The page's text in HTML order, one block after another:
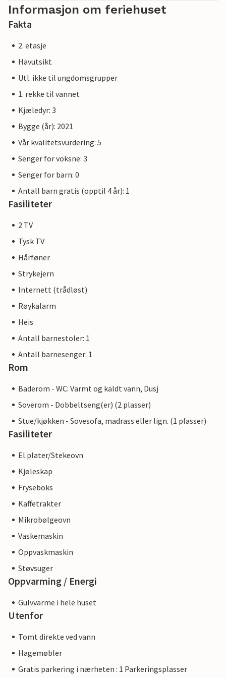
Dette er en ferieleilighet i første etasje.
Vårt favorittsted: Å sitte på balkongen med en sundowner,
Vær oppmerksom på at OstseeResort Olpenitz fortsatt er
under bygging på grunn av stor etterspørsel. Likevel
tilbyr deg et førsteklasses opphold. Eventuelle
byggearbeider på feriestedet vil ikke påvirke din
ferieopplevelse, og det er derfor ikke mulig å få ekstra
Informasjon om feriehuset
Fakta
2. etasje
Havutsikt
Utl. ikke til ungdomsgrupper
1. rekke til vannet
Kjæledyr: 3
Bygge (år): 2021
Vår kvalitetsvurdering: 5
Senger for voksne: 3
Senger for barn: 0
Antall barn gratis (opptil 4 år): 1
Fasiliteter
2 TV
Tysk TV
Hårføner
Strykejern
Internett (trådløst)
Røykalarm
Heis
Antall barnestoler: 1
Antall barnesenger: 1
Rom
Baderom - WC: Varmt og kaldt vann, Dusj
Soverom - Dobbeltseng(er) (2 plasser)
Stue/kjøkken - Sovesofa, madrass eller lign. (1 plasser)
Fasiliteter
El.plater/Stekeovn
Kjøleskap
Fryseboks
Kaffetrakter
Mikrobølgeovn
Vaskemaskin
Oppvaskmaskin
Støvsuger
Oppvarming / Energi
Gulvvarme i hele huset
Utenfor
Tomt direkte ved vann
Hagemøbler
Gratis parkering i nærheten : 1 Parkeringsplasser